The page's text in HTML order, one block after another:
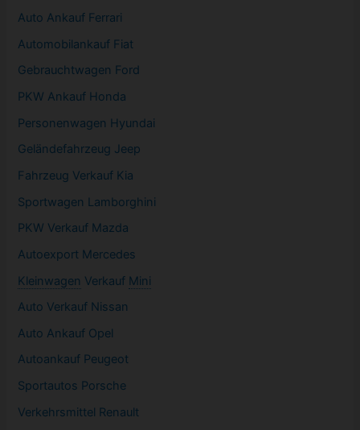
Auto Ankauf Ferrari
Automobilankauf Fiat
Gebrauchtwagen Ford
PKW Ankauf Honda
Personenwagen Hyundai
Geländefahrzeug Jeep
Fahrzeug Verkauf Kia
Sportwagen Lamborghini
PKW Verkauf Mazda
Autoexport Mercedes
Kleinwagen Verkauf Mini
Auto Verkauf Nissan
Auto Ankauf Opel
Autoankauf Peugeot
Sportautos Porsche
Verkehrsmittel Renault